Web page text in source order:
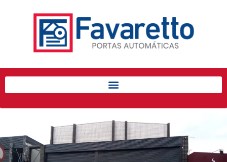
Início
Produtos
Porta de Enrolar Automática
Automatizadores